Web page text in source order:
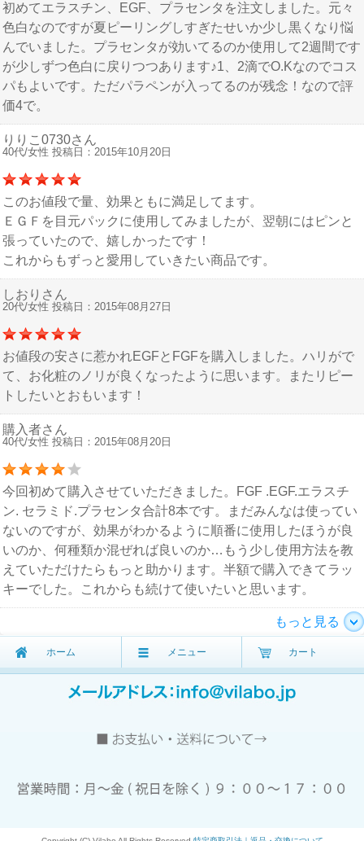
初めてエラスチン、EGF、プラセンタを注文しました。元々
色白なのですが夏ピーリングしすぎたせいか少し黒くなり悩
んでいました。プラセンタが効いてるのか使用して2週間です
が少しずつ色白に戻りつつあります♪1、2滴でO.Kなのでコス
パもよいです。ただパラペンが入ってるのが残念！なので評
価4で。
りりこ0730さん
40代/女性 投稿日：2015年10月20日
このお値段で量、効果ともに満足してます。
ＥＧＦを目元パックに使用してみましたが、翌朝にはピンと
張っていたので、嬉しかったです！
これからもずっと愛用していきたい商品です。
しおりさん
20代/女性 投稿日：2015年08月27日
お値段の安さに惹かれEGFとFGFを購入しました。ハリがで
て、お化粧のノリが良くなったように思います。またリピー
トしたいとおもいます！
購入者さん
40代/女性 投稿日：2015年08月20日
今回初めて購入させていただきました。FGF .EGF.エラスチ
ン. セラミド.プラセンタ合計8本です。まだみんなは使ってい
ないのですが、効果がわかるように順番に使用したほうが良
いのか、何種類か混ぜれば良いのか…もう少し使用方法を教
えていただけたらもっと助かります。半額で購入できてラッ
キーでした。これからも続けて使いたいと思います。
もっと見る
ホーム メニュー カート